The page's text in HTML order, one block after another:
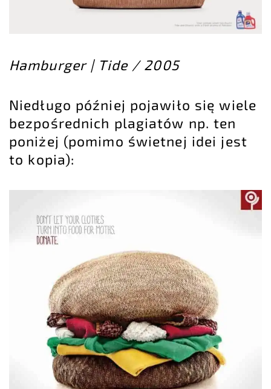
Hamburger | Tide / 2005
Niedługo później pojawiło się wiele
bezpośrednich plagiatów np. ten
poniżej (pomimo świetnej idei jest
to kopia):